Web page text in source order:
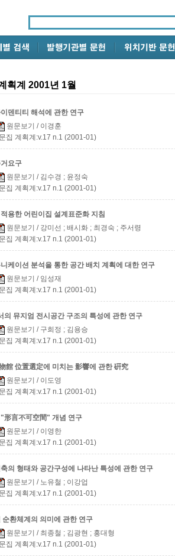
획계 2001년 1월
덴티티 해석에 관한 연구
원문보기 / 이경훈
집 계획계:v.17 n.1 (2001-01)
요구
원문보기 / 김수경 ; 윤정숙
집 계획계:v.17 n.1 (2001-01)
용한 어린이집 설계표준화 지침
원문보기 / 강미선 ; 배시화 ; 최경숙 ; 주서령
집 계획계:v.17 n.1 (2001-01)
케이션 분석을 통한 공간 배치 계획에 대한 연구
원문보기 / 임성재
집 계획계:v.17 n.1 (2001-01)
의 뮤지엄 전시공간 구조의 특성에 관한 연구
원문보기 / 구희정 ; 김용승
집 계획계:v.17 n.1 (2001-01)
館 位置選定에 미치는 影響에 관한 硏究
원문보기 / 이도영
집 계획계:v.17 n.1 (2001-01)
形言不可空間" 개념 연구
원문보기 / 이영한
집 계획계:v.17 n.1 (2001-01)
의 형태와 공간구성에 나타난 특성에 관한 연구
원문보기 / 노유철 ; 이강업
집 계획계:v.17 n.1 (2001-01)
순환체계의 의미에 관한 연구
원문보기 / 최종철 ; 김광현 ; 홍대형
집 계획계:v.17 n.1 (2001-01)